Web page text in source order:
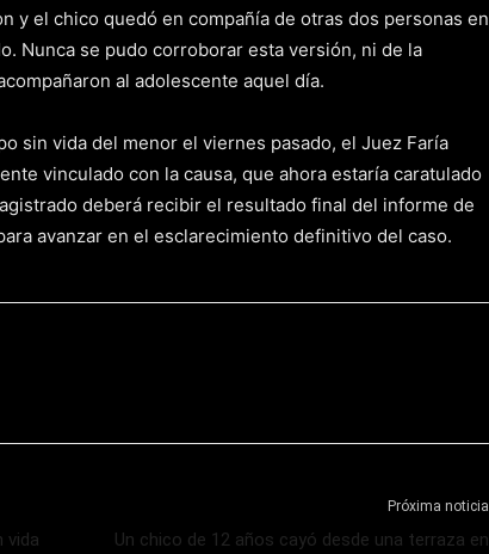
y el chico quedó en compañía de otras dos personas en
Nunca se pudo corroborar esta versión, ni de la
al adolescente aquel día.
sin vida del menor el viernes pasado, el Juez Faría
vinculado con la causa, que ahora estaría caratulado
deberá recibir el resultado final del informe de
avanzar en el esclarecimiento definitivo del caso.
vida
Próxima noticia
Un chico de 12 años cayó desde una terraza en